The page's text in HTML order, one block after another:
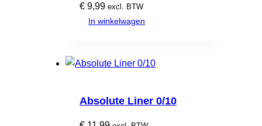
€ 9,99 excl. BTW
In winkelwagen
Absolute Liner 0/10